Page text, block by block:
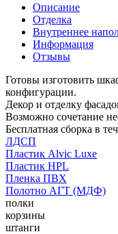
Описание
Отделка
Внутреннее
Информация
Отзывы
Готовы изготовить
конфигурации.
Декор и отделку
Возможно сочетание
Бесплатная сборка в
ЛДСП
Пластик Alvic Luxe
Пластик HPL
Пленка ПВХ
Полотно АГТ (МДФ)
полки
корзины
штанги